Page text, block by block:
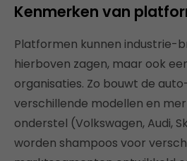
Kenmerken van
Platformen kunnen industrie-
hierboven zagen, maar ook
organisaties. Zo bouwt de
verschillende modellen en
onderstel (Volkswagen, Audi,
worden shampoos voor